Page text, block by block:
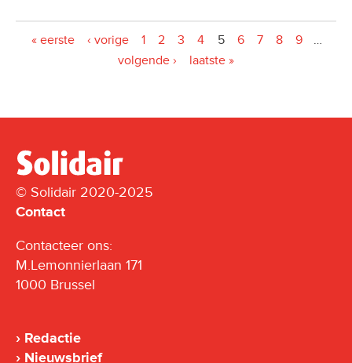
« eerste ‹ vorige 1 2 3 4 5 6 7 8 9
…
volgende ›
laatste »
© Solidair 2020-2025
Contact
Contacteer ons:
M.Lemonnierlaan 171
1000 Brussel
Redactie
Nieuwsbrief